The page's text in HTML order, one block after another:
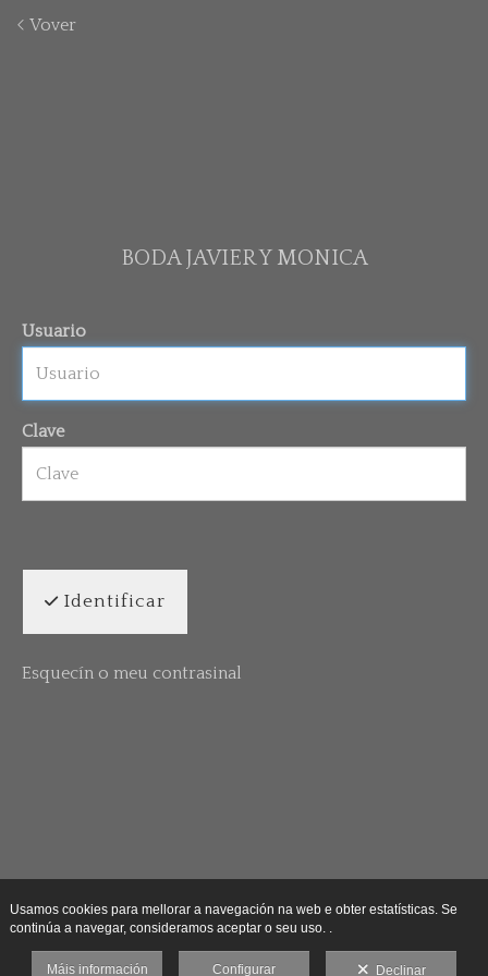
Vover
BODA JAVIER Y MONICA
Usuario
Clave
Identificar
Esquecín o meu contrasinal
Usamos cookies para mellorar a navegación na web e obter estatísticas. Se
continúa a navegar, consideramos aceptar o seu uso. .
Máis información Configurar Declinar